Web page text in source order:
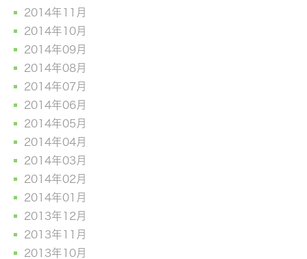
2014年11月
2014年10月
2014年09月
2014年08月
2014年07月
2014年06月
2014年05月
2014年04月
2014年03月
2014年02月
2014年01月
2013年12月
2013年11月
2013年10月